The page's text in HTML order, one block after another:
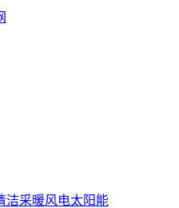
洁采暖风电太阳能